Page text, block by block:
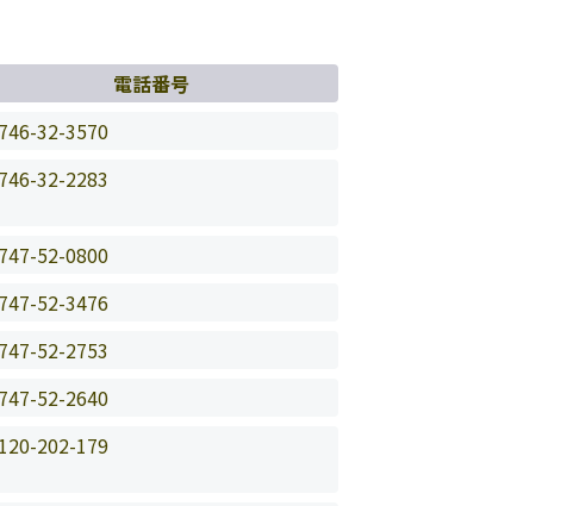
電話番号
32-3570
32-2283
52-0800
52-3476
52-2753
52-2640
202-179